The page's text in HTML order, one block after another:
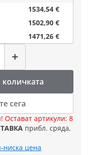
1534,54 €
1502,90 €
1471,26 €
+
сега
Остават артикули: 8
прибл. сряда,
ниска цена